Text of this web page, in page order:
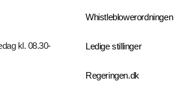
kl. 08.30-
Whistleblowerordningen
Ledige stillinger
Regeringen.dk